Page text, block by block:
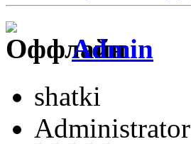
Admin
shatki
Administrator